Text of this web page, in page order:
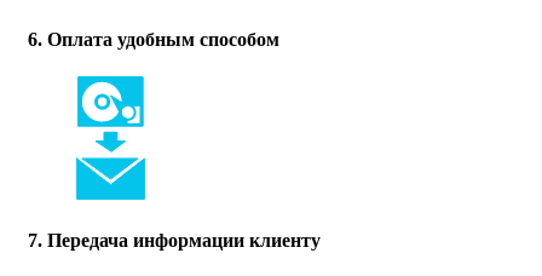
6. Оплата удобным способом
7. Передача информации клиенту